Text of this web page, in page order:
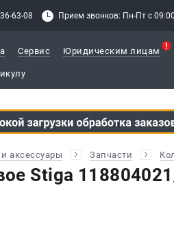
63-08 Прием звонков: Пн-Пт с
Сервис Юридическим лицам
аксессуары Запчасти
Stiga